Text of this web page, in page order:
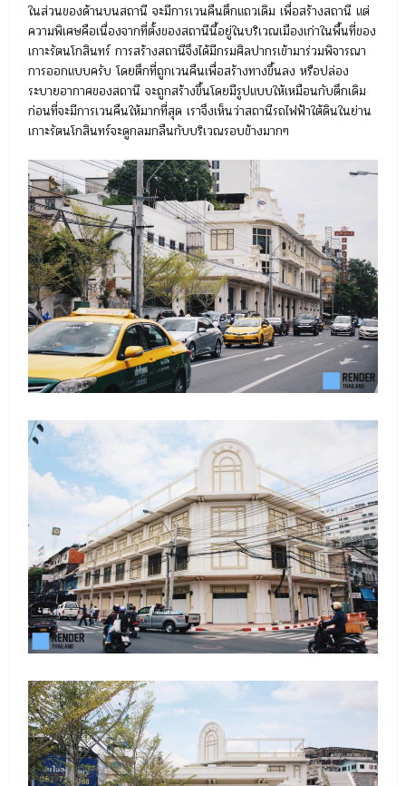
ในส่วนของด้านบนสถานี จะมีการเวนคืนตึกแถวเดิม เพื่อสร้างสถานี แต่
ความพิเศษคือเนื่องจากที่ตั้งของสถานีนี้อยู่ในบริเวณเมืองเก่าในพื้นที่ของ
เกาะรัตนโกสินทร์ การสร้างสถานีจึงได้มีกรมศิลปากรเข้ามาร่วมพิจารณา
การออกแบบครับ โดยตึกที่ถูกเวนคืนเพื่อสร้างทางขึ้นลง หรือปล่อง
ระบายอากาศของสถานี จะถูกสร้างขึ้นโดยมีรูปแบบให้เหมือนกับตึกเดิม
ก่อนที่จะมีการเวนคืนให้มากที่สุด เราจึงเห็นว่าสถานีรถไฟฟ้าใต้ดินในย่าน
เกาะรัตนโกสินทร์จะดูกลมกลืนกับบริเวณรอบข้างมากๆ